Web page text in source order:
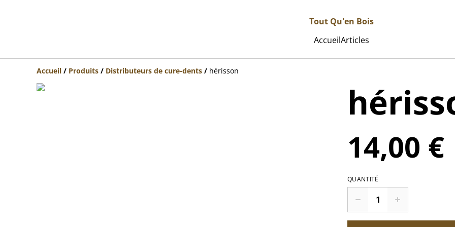
Tout Qu'en Bois
AccueilArticles
Accueil / Produits / Distributeurs de cure-dents / hérisson
14,00 €
QUANTITÉ